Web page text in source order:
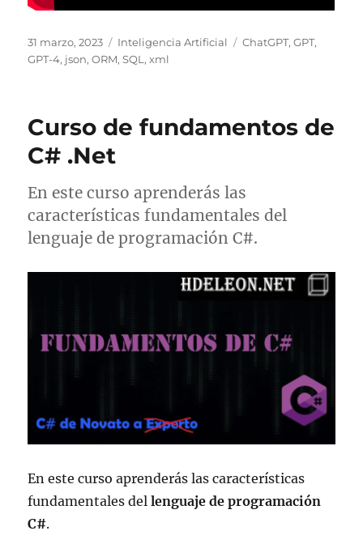
Publicado
el
31 marzo, 2023 Categorías
Inteligencia Artificial Etiquetas
ChatGPT,GPT,
GPT-4, json,ORM,SQL ,xml
Curso de fundamentos de
C# .Net
En este curso aprenderás las
características fundamentales del
lenguaje de programación C#.
En este curso aprenderás las características
fundamentales dellenguaje de programación
C#.